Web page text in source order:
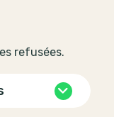
refusées.